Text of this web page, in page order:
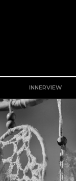
INNERVIEW